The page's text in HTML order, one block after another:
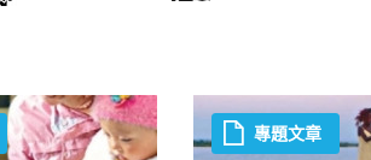
專題文章